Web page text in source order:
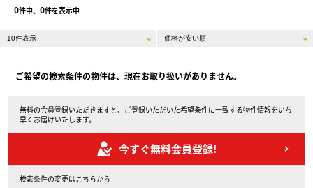
0件中、 0件を表示中
ご希望の検索条件の物件は、現在お取り扱いがありません。
無料の会員登録いただきますと、ご登録いただいた希望条件に一致する物件情報をいち
早くお届けいたします。
今すぐ無料会員登録!
検索条件の変更はこちらから